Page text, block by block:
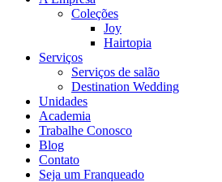
Coleções
Joy
Hairtopia
Serviços
Serviços de salão
Destination Wedding
Unidades
Academia
Trabalhe Conosco
Blog
Contato
Seja um Franqueado